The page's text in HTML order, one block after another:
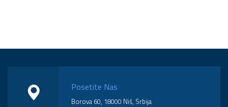
Posetite Nas
Borova 60, 18000 Niš, Srbija